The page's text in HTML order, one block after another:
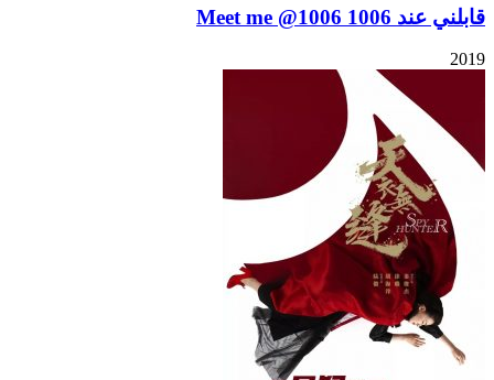
قابلني عند 1006 Meet me @1006
2019